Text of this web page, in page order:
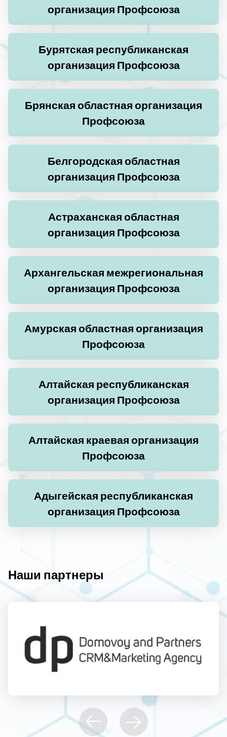
организация Профсоюза
Бурятская республиканская
организация Профсоюза
Брянская областная организация
Профсоюза
Белгородская областная
организация Профсоюза
Астраханская областная
организация Профсоюза
Архангельская межрегиональная
организация Профсоюза
Амурская областная организация
Профсоюза
Алтайская республиканская
организация Профсоюза
Алтайская краевая организация
Профсоюза
Адыгейская республиканская
организация Профсоюза
Наши партнеры